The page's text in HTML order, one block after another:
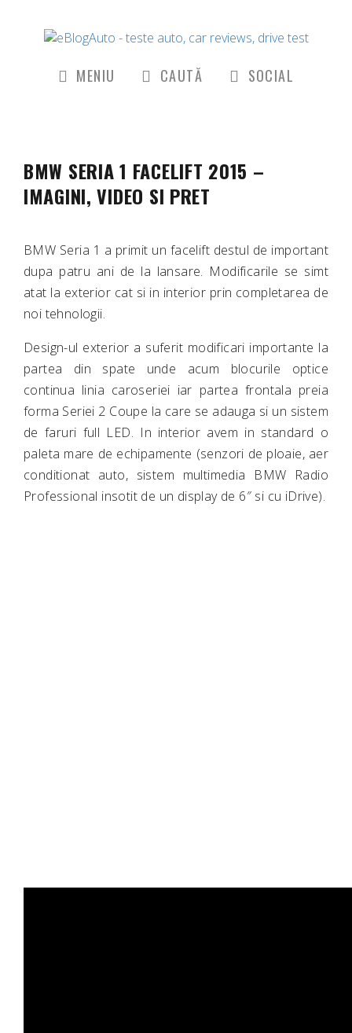
MENIU CAUTĂ SOCIAL
BMW SERIA 1 FACELIFT 2015 –
IMAGINI, VIDEO SI PRET
BMW Seria 1 a primit un facelift destul de important
dupa patru ani de la lansare. Modificarile se simt
atat la exterior cat si in interior prin completarea de
noi tehnologii.
Design-ul exterior a suferit modificari importante la
partea din spate unde acum blocurile optice
continua linia caroseriei iar partea frontala preia
forma Seriei 2 Coupe la care se adauga si un sistem
de faruri full LED. In interior avem in standard o
paleta mare de echipamente (senzori de ploaie, aer
conditionat auto, sistem multimedia BMW Radio
Professional insotit de un display de 6″ si cu iDrive).